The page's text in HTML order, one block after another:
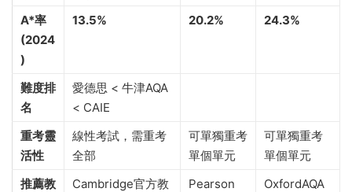
A*率
(2024
)
13.5% 20.2% 24.3%
難度排
名
愛德思 < 牛津AQA
< CAIE
重考靈
活性
線性考試，需重考
全部
可單獨重考
單個單元
可單獨重考
單個單元
推薦教
Cambridge官方教
Pearson
OxfordAQA